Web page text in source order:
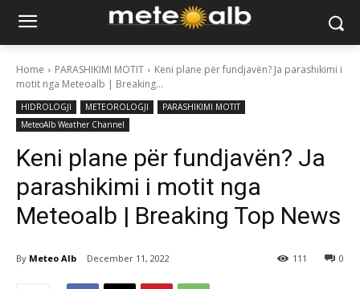
Home PARASHIKIMI MOTIT
Keni plane për fundjavën? Ja parashikimi i
motit nga Meteoalb | Breaking...
HIDROLOGJI METEOROLOGJI
PARASHIKIMI MOTIT
MeteoAlb Weather Channel
Keni plane për fundjavën? Ja
parashikimi i motit nga
Meteoalb | Breaking Top News
By Meteo Alb December 11, 2022 0
111